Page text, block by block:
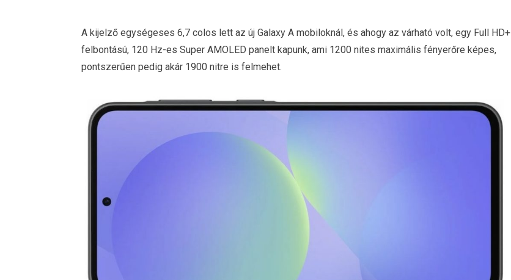
A kijelző egységeses 6,7 colos lett az új Galaxy A mobiloknál, és ahogy az várható volt, egy Full HD+
felbontású, 120 Hz-es Super AMOLED panelt kapunk, ami 1200 nites maximális fényerőre képes,
pontszerűen pedig akár 1900 nitre is felmehet.